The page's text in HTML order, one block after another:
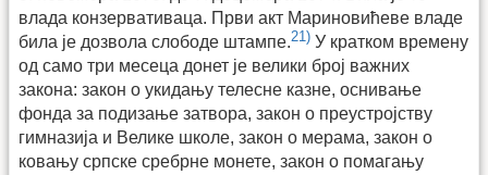
влада конзервативаца. Први акт Мариновићеве владе
била је дозвола слободе штампе.21) У кратком времену
од само три месеца донет је велики број важних
закона: закон о укидању телесне казне, оснивање
фонда за подизање затвора, закон о преустројству
гимназија и Велике школе, закон о мерама, закон о
ковању српске сребрне монете, закон о помагању